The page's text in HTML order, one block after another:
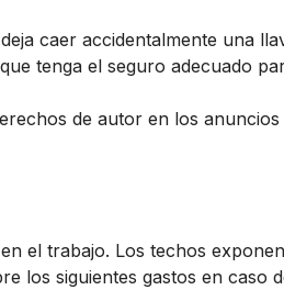
caer accidentalmente una
tenga el seguro adecuado
de autor en los anuncios
el trabajo. Los techos
los siguientes gastos en caso